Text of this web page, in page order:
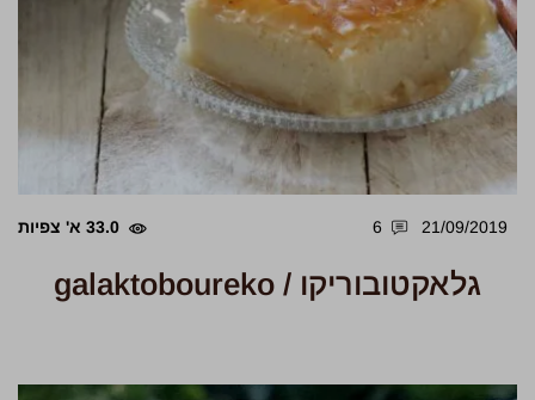
21/09/2019
6 33.0 א' צפיות
גלאקטובוריקו / galaktoboureko